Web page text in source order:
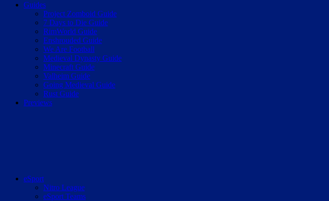
Guides
Project Zomboid Guide
7 Days to Die Guide
RimWorld Guide
Enshrouded Guide
We Are Football
Medieval Dynasty Guide
Minecraft Guide
Valheim Guide
Going Medieval Guide
Rust Guide
Previews
eSport
Nitro League
eSport Teams